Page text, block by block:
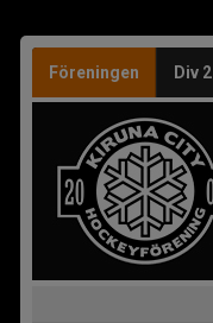
Föreningen Div 2